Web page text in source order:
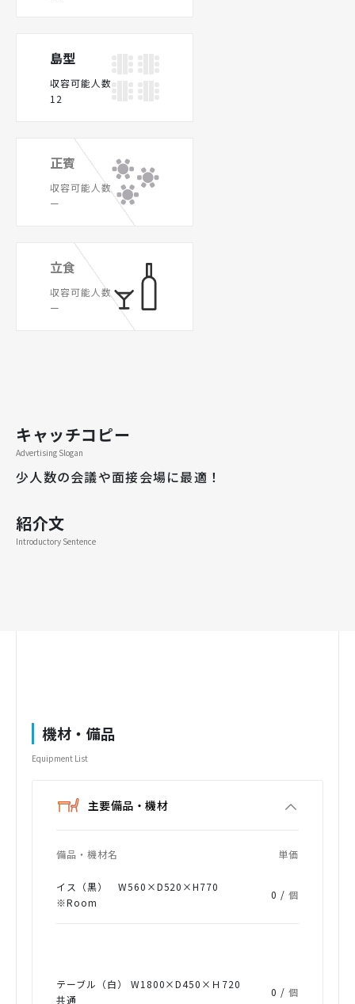
島型
収容可能人数
12
正賓
収容可能人数
ー
立食
収容可能人数
ー
キャッチコピー
Advertising Slogan
少人数の会議や面接会場に最適！
紹介文
Introductory Sentence
機材・備品
Equipment List
主要備品・機材
備品・機材名 単価
イス（黒） W560×D520×H770
※Room
0 /個
テーブル（白） W1800×D450×Ｈ720
共通
0 /個